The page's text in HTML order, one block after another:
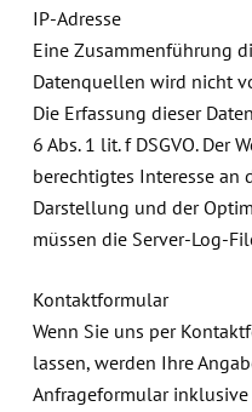
IP-Adresse
Eine Zusammenführung
Datenquellen wird nicht
Die Erfassung dieser
6 Abs. 1 lit. f DSGVO. Der
berechtigtes Interesse an
Darstellung und der
müssen die Server-Log-
Kontaktformular
Wenn Sie uns per
lassen, werden Ihre
Anfrageformular